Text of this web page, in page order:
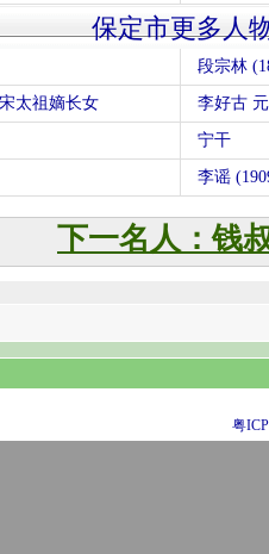
保定市更多人
段宗林
太祖嫡长女 李好古
宁干
李谣
下一名人：钱
粤